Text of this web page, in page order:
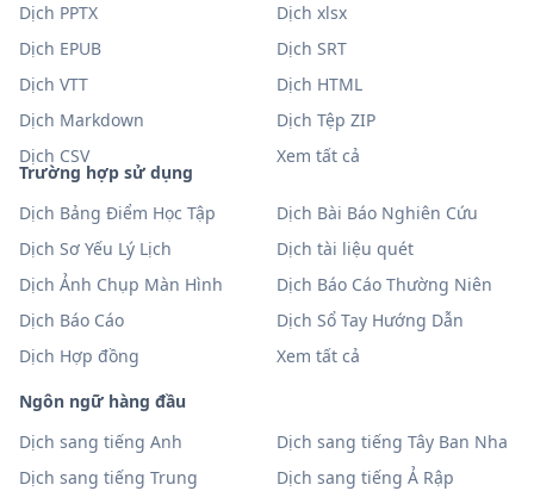
Trường hợp sử dụng
Dịch Bảng Điểm Học Tập
Dịch Bài Báo Nghiên Cứu
Dịch Sơ Yếu Lý Lịch
Dịch tài liệu quét
Dịch Ảnh Chụp Màn Hình
Dịch Báo Cáo Thường Niên
Dịch Báo Cáo
Dịch Sổ Tay Hướng Dẫn
Dịch Hợp đồng
Xem tất cả
Ngôn ngữ hàng đầu
Dịch sang tiếng Anh
Dịch sang tiếng Tây Ban Nha
Dịch sang tiếng Trung
Dịch sang tiếng Ả Rập
Dịch PPTX
Dịch xlsx
Dịch EPUB
Dịch SRT
Dịch VTT
Dịch HTML
Dịch Markdown
Dịch Tệp ZIP
Dịch CSV
Xem tất cả